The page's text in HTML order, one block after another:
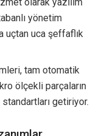
yönetim
uçtan uca şeffaflık
tam otomatik
ölçekli parçaların
getiriyor.